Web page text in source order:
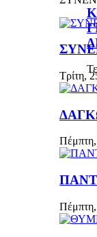
Τρίτη,
Πέμπτη,